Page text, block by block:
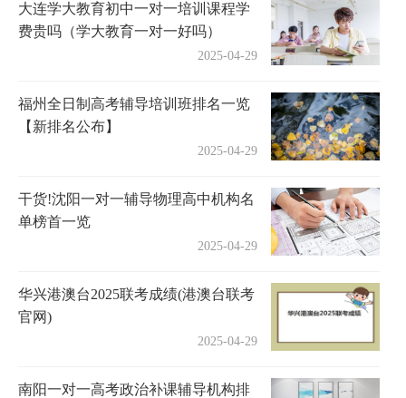
大连学大教育初中一对一培训课程学
费贵吗（学大教育一对一好吗）
2025-04-29
福州全日制高考辅导培训班排名一览
【新排名公布】
2025-04-29
干货!沈阳一对一辅导物理高中机构名
单榜首一览
2025-04-29
华兴港澳台2025联考成绩(港澳台联考
官网)
2025-04-29
南阳一对一高考政治补课辅导机构排